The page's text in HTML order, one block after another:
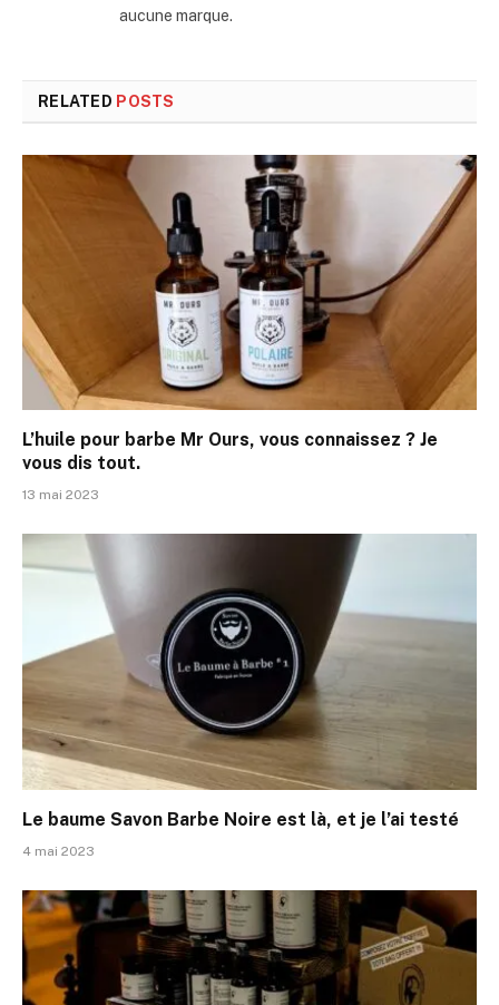
aucune marque.
RELATED POSTS
L’huile pour barbe Mr Ours, vous connaissez ? Je
vous dis tout.
13 mai 2023
Le baume Savon Barbe Noire est là, et je l’ai testé
4 mai 2023